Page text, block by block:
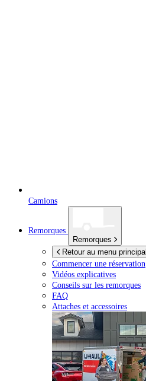
Camions
Remorques
Remorques
Retour au menu principal
Commencer une réservation
Vidéos explicatives
Conseils sur les remorques
FAQ
Attaches et accessoires